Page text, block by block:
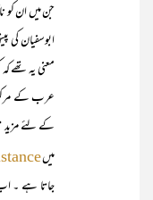
جن میں ان کو
ابوسفیان کی
معنی یہ تھے
عرب کے مرکز
کے لئے
میں
جاتا ہے ۔